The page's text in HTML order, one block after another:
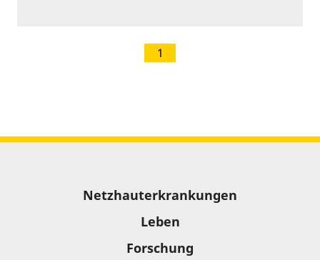
1
Netzhauterkrankungen
Leben
Forschung